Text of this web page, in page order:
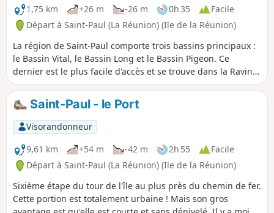
1,75 km
+26 m -26 m 0h 35
Facile
Départ à Saint-Paul (La Réunion) (Ile de la Réunion)
La région de Saint-Paul comporte trois bassins principaux :
le Bassin Vital, le Bassin Long et le Bassin Pigeon. Ce
dernier est le plus facile d'accès et se trouve dans la Ravine
Divon. La ravine a plusieurs fois changé de nom. Son
premier nom est : Ravine d'Hibon, en l'honneur d'un
propriétaire de terrain non loin, puis Ravine d'Yvon et enfin
Ravine Divon. L'approche du bassin est familiale et jamais
difficile avec quelques zones qui se prêtent bien au pique-
nique.
Saint-Paul - le Port
Visorandonneur
9,61 km
+54 m -42 m 2h 55
Facile
Départ à Saint-Paul (La Réunion) (Ile de la Réunion)
Sixième étape du tour de l'île au plus près du chemin de fer.
Cette portion est totalement urbaine ! Mais son gros